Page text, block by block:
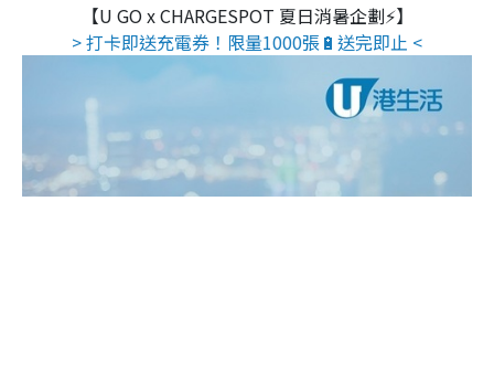
【U GO x CHARGESPOT 夏日消暑企劃⚡】
> 打卡即送充電券！限量1000張🔋送完即止 <